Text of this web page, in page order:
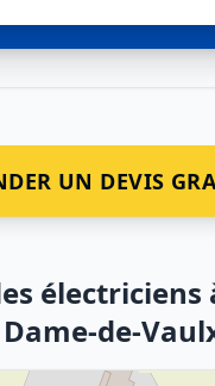
UN DEVIS
électriciens
Dame-de-